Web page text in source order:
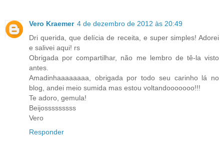
Vero Kraemer 4 de dezembro de 2012 às 20:49
Dri querida, que delícia de receita, e super simples! Adorei
e salivei aqui! rs
Obrigada por compartilhar, não me lembro de tê-la visto
antes.
Amadinhaaaaaaaa, obrigada por todo seu carinho lá no
blog, andei meio sumida mas estou voltandooooooo!!!
Te adoro, gemula!
Beijosssssssss
Vero
Responder